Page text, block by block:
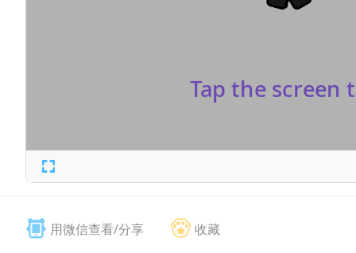
用微信查看/分享 收藏